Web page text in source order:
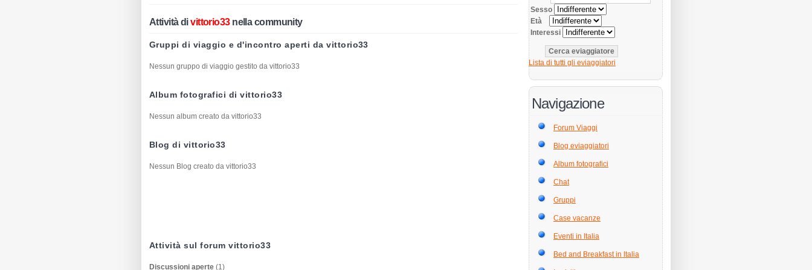
Attività divittorio33nella community
Gruppi di viaggio e d'incontro aperti da vittorio33
Nessun gruppo di viaggio gestito da vittorio33
Album fotografici di vittorio33
Nessun album creato da vittorio33
Blog di vittorio33
Nessun Blog creato da vittorio33
Attività sul forum vittorio33
Discussioni aperte (1)
Sesso
Età
Interessi
Lista di tutti gli eviaggiatori
Navigazione
Forum Viaggi
Blog eviaggiatori
Album fotografici
Chat
Gruppi
Case vacanze
Eventi in Italia
Bed and Breakfast in Italia